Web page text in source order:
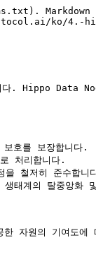
Markdown
ko/4.-
. Hippo Data
호를 보장합니다.
처리합니다.
철저히 준수합니
태계의 탈중앙화
원의 기여도에